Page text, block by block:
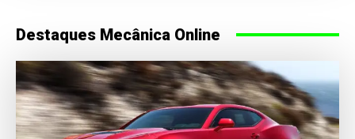
Destaques Mecânica Online